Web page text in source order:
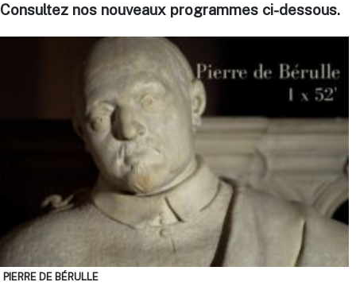
Consultez nos nouveaux programmes ci-dessous.
PIERRE DE BÉRULLE